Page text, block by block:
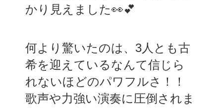
かり見えました👀💕
何より驚いたのは、3人とも古
希を迎えているなんて信じら
れないほどのパワフルさ！！
歌声や力強い演奏に圧倒されま